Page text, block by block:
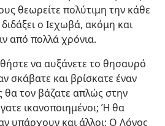
θεωρείτε πολύτιμη την κάθε
ο Ιεχωβά, ακόμη και
από πολλά χρόνια.
να αυξάνετε το θησαυρό
σκάβατε και βρίσκατε έναν
θα τον βάζατε απλώς στην
ικανοποιημένοι; Ή θα
υπάρχουν και άλλοι; Ο Λόγος